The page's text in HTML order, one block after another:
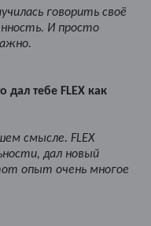
говорить своё
И просто
дал тебе FLEX как
смысле. FLEX
дал новый
опыт очень многое